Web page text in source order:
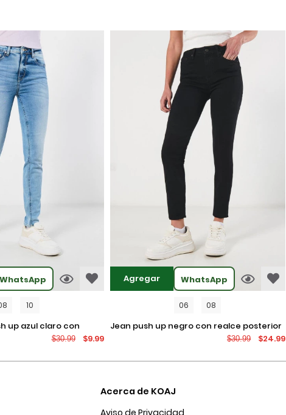
WhatsApp
10
$30.99 $9.99
Agregar WhatsApp
06 08
jean push up negro con realce posterior
$30.99 $24.99
Acerca de KOAJ